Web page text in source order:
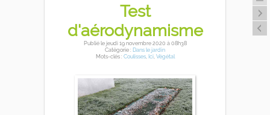
Test
d'aérodynamisme
Publiéle jeudi 19 novembre 2020 à 08h38
Catégorie : Dans le jardin
Mots-clés : Coulisses, Ici, Végétal